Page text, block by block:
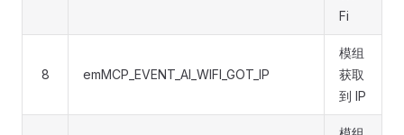
Fi
8 emMCP_EVENT_AI_WIFI_GOT_IP
模组
获取
到 IP